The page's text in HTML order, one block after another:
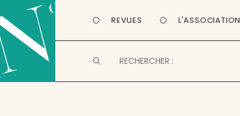
REVUES L'ASSOCIATION